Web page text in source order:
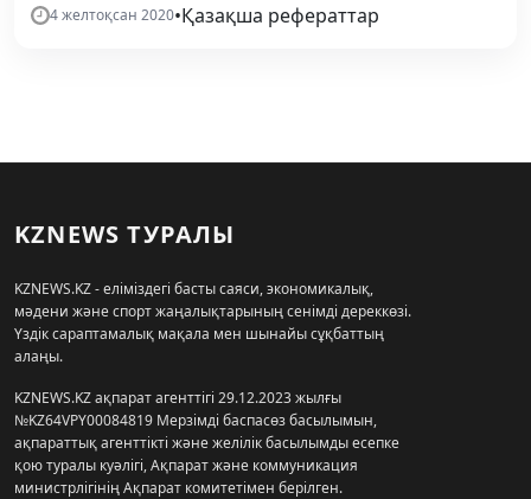
4 желтоқсан 2020•Қазақша рефераттар
KZNEWS ТУРАЛЫ
KZNEWS.KZ - еліміздегі басты саяси, экономикалық,
мәдени және спорт жаңалықтарының сенімді дереккөзі.
Үздік сараптамалық мақала мен шынайы сұқбаттың
алаңы.
KZNEWS.KZ ақпарат агенттігі 29.12.2023 жылғы
№KZ64VPY00084819 Мерзімді баспасөз басылымын,
ақпараттық агенттікті және желілік басылымды есепке
қою туралы куәлігі, Ақпарат және коммуникация
министрлігінің Ақпарат комитетімен берілген.